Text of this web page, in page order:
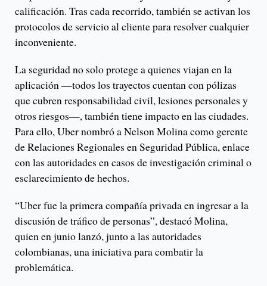
calificación. Tras cada recorrido, también se activan los
protocolos de servicio al cliente para resolver cualquier
inconveniente.
La seguridad no solo protege a quienes viajan en la
aplicación —todos los trayectos cuentan con pólizas
que cubren responsabilidad civil, lesiones personales y
otros riesgos—, también tiene impacto en las ciudades.
Para ello, Uber nombró a Nelson Molina como gerente
de Relaciones Regionales en Seguridad Pública, enlace
con las autoridades en casos de investigación criminal o
esclarecimiento de hechos.
“Uber fue la primera compañía privada en ingresar a la
discusión de tráfico de personas”, destacó Molina,
quien en junio lanzó, junto a las autoridades
colombianas, una iniciativa para combatir la
problemática.